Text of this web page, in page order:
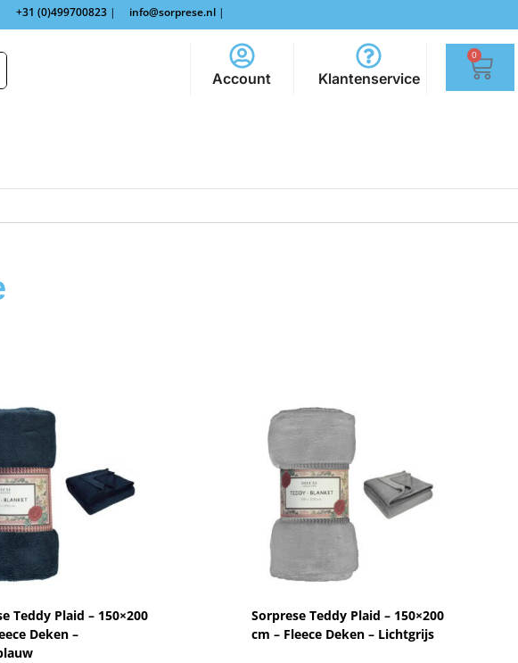
+31 (0)499700823 | info@sorprese.nl |
Account Klantenservice
0
Teddy Plaid – 150×200
Deken –
Sorprese Teddy Plaid – 150×200
cm – Fleece Deken – Lichtgrijs